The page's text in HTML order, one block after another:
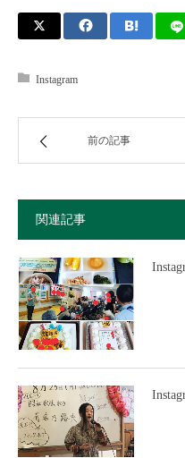
Instagram
前の記事
関連記事